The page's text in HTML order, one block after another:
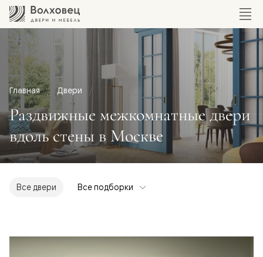
Главная Двери
Раздвижные межкомнатные двери
вдоль стены в Москве
Все двери Все подборки